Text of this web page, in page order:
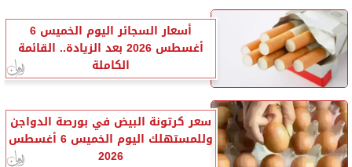
أسعار السجائر اليوم الخميس 6
أغسطس 2026 بعد الزيادة.. القائمة
الكاملة
سعر كرتونة البيض في بورصة الدواجن
وللمستهلك اليوم الخميس 6 أغسطس
2026